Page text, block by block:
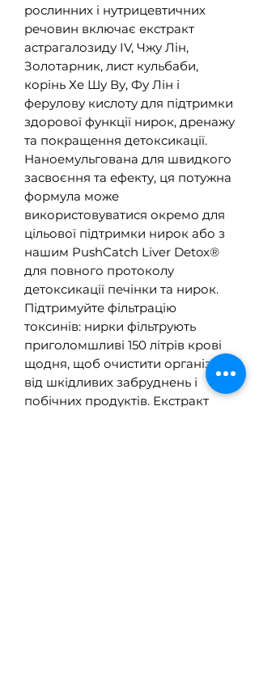
рослинних і нутрицевтичних
речовин включає екстракт
астрагалозиду IV, Чжу Лін,
Золотарник, лист кульбаби,
корінь Хе Шу Ву, Фу Лін і
ферулову кислоту для підтримки
здорової функції нирок, дренажу
та покращення детоксикації.
Наноемульгована для швидкого
засвоєння та ефекту, ця потужна
формула може
використовуватися окремо для
цільової підтримки нирок або з
нашим PushCatch Liver Detox®
для повного протоколу
детоксикації печінки та нирок.
Підтримуйте фільтрацію
токсинів: нирки фільтрують
приголомшливі 150 літрів крові
щодня, щоб очистити організм
від шкідливих забруднень і
побічних продуктів. Екстракт